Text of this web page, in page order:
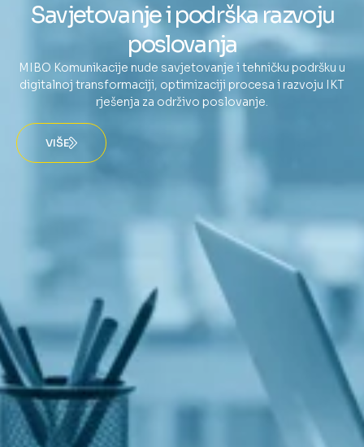
Savjetovanje i podrška razvoju
poslovanja
MIBO Komunikacije nude savjetovanje i tehničku podršku u
digitalnoj transformaciji, optimizaciji procesa i razvoju IKT
rješenja za održivo poslovanje.
VIŠE